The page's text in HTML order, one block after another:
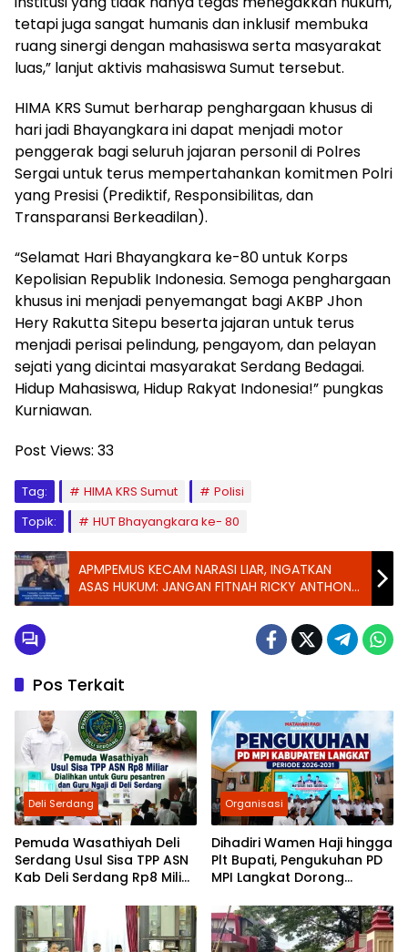
tetapi juga sangat humanis dan inklusif membuka
ruang sinergi dengan mahasiswa serta masyarakat
luas,” lanjut aktivis mahasiswa Sumut tersebut.
HIMA KRS Sumut berharap penghargaan khusus di
hari jadi Bhayangkara ini dapat menjadi motor
penggerak bagi seluruh jajaran personil di Polres
Sergai untuk terus mempertahankan komitmen Polri
yang Presisi (Prediktif, Responsibilitas, dan
Transparansi Berkeadilan).
“Selamat Hari Bhayangkara ke-80 untuk Korps
Kepolisian Republik Indonesia. Semoga penghargaan
khusus ini menjadi penyemangat bagi AKBP Jhon
Hery Rakutta Sitepu beserta jajaran untuk terus
menjadi perisai pelindung, pengayom, dan pelayan
sejati yang dicintai masyarakat Serdang Bedagai.
Hidup Mahasiswa, Hidup Rakyat Indonesia!” pungkas
Kurniawan.
Post Views: 33
Tag: HIMA KRS Sumut
Polisi
Topik:
HUT Bhayangkara ke- 80
APMPEMUS KECAM NARASI LIAR, INGATKAN
ASAS HUKUM: JANGAN FITNAH RICKY ANTHONY
TANPA
Pos Terkait
Deli Serdang
Pemuda Wasathiyah Deli
Serdang Usul Sisa TPP ASN
Kab Deli Serdang Rp8 Miliar
Pesantren dan Guru Ngaji
Organisasi
Dihadiri Wamen Haji hingga
Plt Bupati, Pengukuhan PD
MPI Langkat Dorong
Sosial